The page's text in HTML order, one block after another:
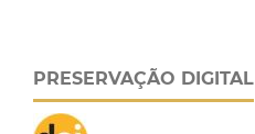
PRESERVAÇÃO DIGITAL